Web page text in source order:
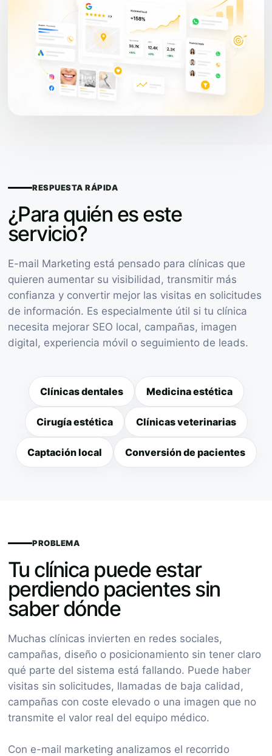
RESPUESTA RÁPIDA
¿Para quién es este
servicio?
E-mail Marketing está pensado para clínicas que
quieren aumentar su visibilidad, transmitir más
confianza y convertir mejor las visitas en solicitudes
de información. Es especialmente útil si tu clínica
necesita mejorar SEO local, campañas, imagen
digital, experiencia móvil o seguimiento de leads.
Clínicas dentales Medicina estética
Cirugía estética Clínicas veterinarias
Captación local Conversión de pacientes
PROBLEMA
Tu clínica puede estar
perdiendo pacientes sin
saber dónde
Muchas clínicas invierten en redes sociales,
campañas, diseño o posicionamiento sin tener claro
qué parte del sistema está fallando. Puede haber
visitas sin solicitudes, llamadas de baja calidad,
campañas con coste elevado o una imagen que no
transmite el valor real del equipo médico.
Con e-mail marketing analizamos el recorrido